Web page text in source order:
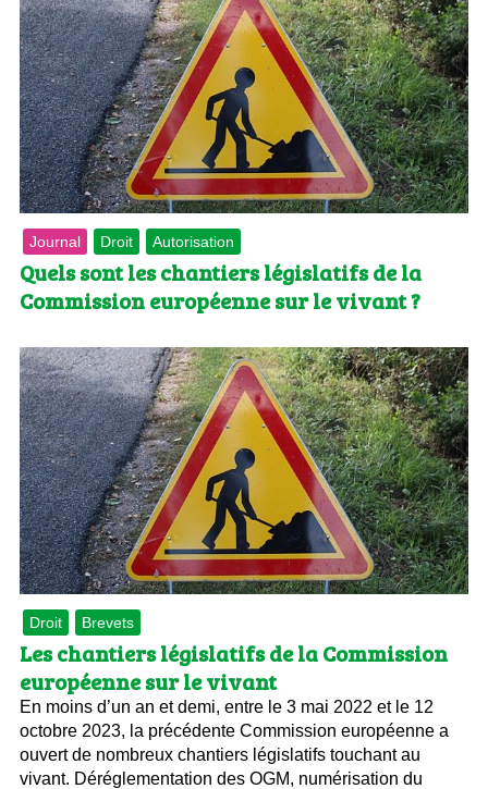
Journal Droit Autorisation
Quels sont les chantiers législatifs de la
Commission européenne sur le vivant ?
Droit Brevets
Les chantiers législatifs de la Commission
européenne sur le vivant
En moins d’un an et demi, entre le 3 mai 2022 et le 12
octobre 2023, la précédente Commission européenne a
ouvert de nombreux chantiers législatifs touchant au
vivant. Déréglementation des OGM, numérisation du